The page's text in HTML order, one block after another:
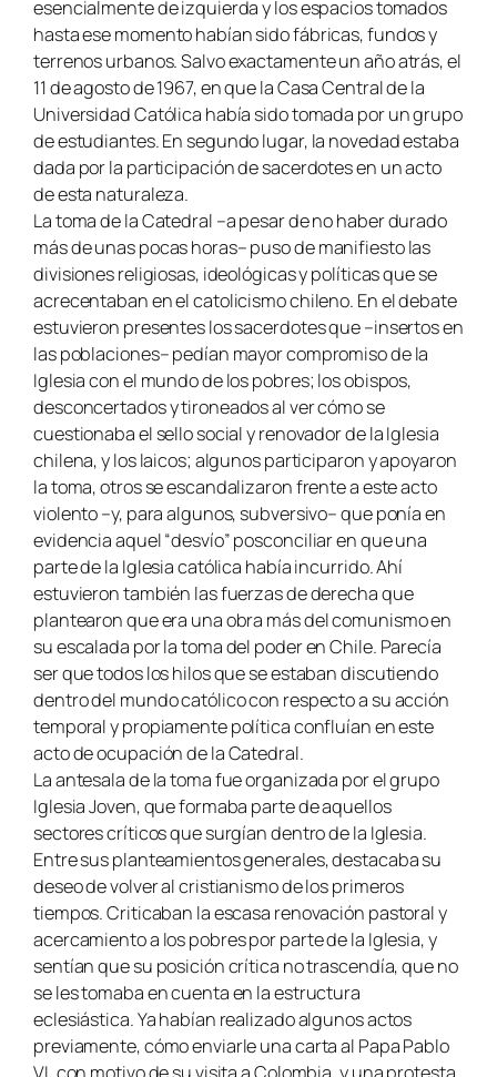
esencialmente de izquierda y los espacios tomados
hasta ese momento habían sido fábricas, fundos y
terrenos urbanos. Salvo exactamente un año atrás, el
11 de agosto de 1967, en que la Casa Central de la
Universidad Católica había sido tomada por un grupo
de estudiantes. En segundo lugar, la novedad estaba
dada por la participación de sacerdotes en un acto
de esta naturaleza.
La toma de la Catedral –a pesar de no haber durado
más de unas pocas horas– puso de manifiesto las
divisiones religiosas, ideológicas y políticas que se
acrecentaban en el catolicismo chileno. En el debate
estuvieron presentes los sacerdotes que –insertos en
las poblaciones– pedían mayor compromiso de la
Iglesia con el mundo de los pobres; los obispos,
desconcertados y tironeados al ver cómo se
cuestionaba el sello social y renovador de la Iglesia
chilena, y los laicos; algunos participaron y apoyaron
la toma, otros se escandalizaron frente a este acto
violento –y, para algunos, subversivo– que ponía en
evidencia aquel “desvío” posconciliar en que una
parte de la Iglesia católica había incurrido. Ahí
estuvieron también las fuerzas de derecha que
plantearon que era una obra más del comunismo en
su escalada por la toma del poder en Chile. Parecía
ser que todos los hilos que se estaban discutiendo
dentro del mundo católico con respecto a su acción
temporal y propiamente política confluían en este
acto de ocupación de la Catedral.
La antesala de la toma fue organizada por el grupo
Iglesia Joven, que formaba parte de aquellos
sectores críticos que surgían dentro de la Iglesia.
Entre sus planteamientos generales, destacaba su
deseo de volver al cristianismo de los primeros
tiempos. Criticaban la escasa renovación pastoral y
acercamiento a los pobres por parte de la Iglesia, y
sentían que su posición crítica no trascendía, que no
se les tomaba en cuenta en la estructura
eclesiástica. Ya habían realizado algunos actos
previamente, cómo enviarle una carta al Papa Pablo